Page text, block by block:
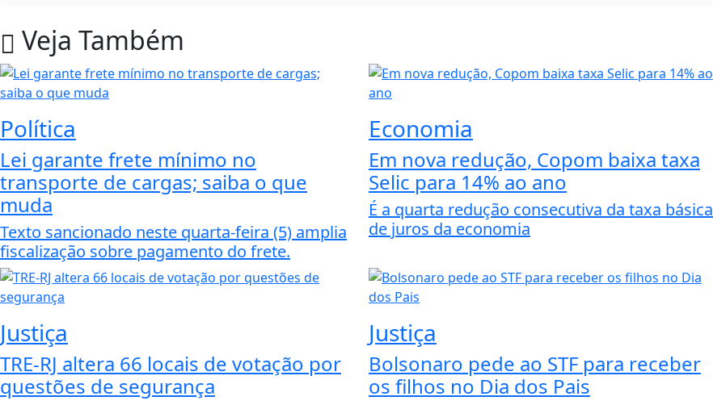
Veja Também
Política
Lei garante frete mínimo no
transporte de cargas; saiba o que
muda
Texto sancionado neste quarta-feira (5) amplia
fiscalização sobre pagamento do frete.
Economia
Em nova redução, Copom baixa taxa
Selic para 14% ao ano
É a quarta redução consecutiva da taxa básica
de juros da economia
Justiça
TRE-RJ altera 66 locais de votação por
questões de segurança
Justiça
Bolsonaro pede ao STF para receber
os filhos no Dia dos Pais